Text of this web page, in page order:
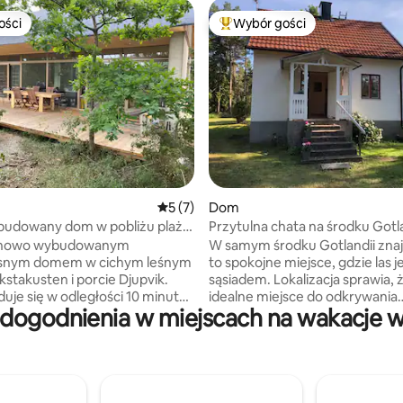
liczba recenzji: 94
Średnia ocena: 5 na 5, liczba recenzji: 7
5 (7)
dom w pobliżu plaży,
wybudowanym
domem w cichym leśnym
i porcie Djupvik.
się w odległości 10 minut
od plaży Djupvik,
3 sypialnie, 6-8 miejsc
Najpopularniejsze z kategorii
Wybór gości
Dom
Przytulna chata na środku
W samym środku Gotlandii
to spokojne miejsce, gdzie las
sąsiadem. Lokalizacja sprawia,
idealne miejsce do odkrywania
wszystkiego, co wyspa ma do
zaoferowania, jest to tak
w miejscach na wakacje